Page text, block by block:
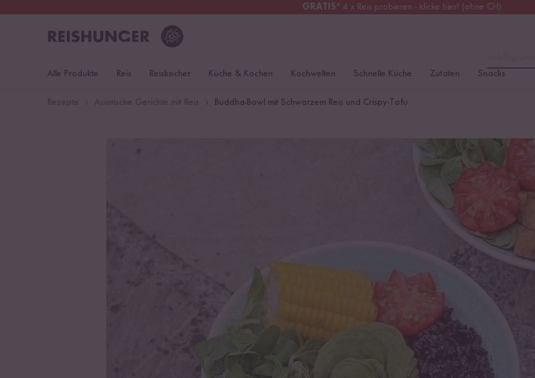
GRATIS* 4 x Reis probieren - klicke hier! (ohne CH)
Kostenloser Versand
Alle Produkte Reis Reiskocher Küche & Kochen Kochwelten Schnelle Küche Zutaten Snacks
Buddha-Bowl mit Schwarzem Reis und Crispy-Tofu